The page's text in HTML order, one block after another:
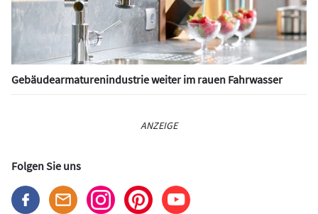
Gebäudearmaturenindustrie weiter im rauen Fahrwasser
ANZEIGE
Folgen Sie uns